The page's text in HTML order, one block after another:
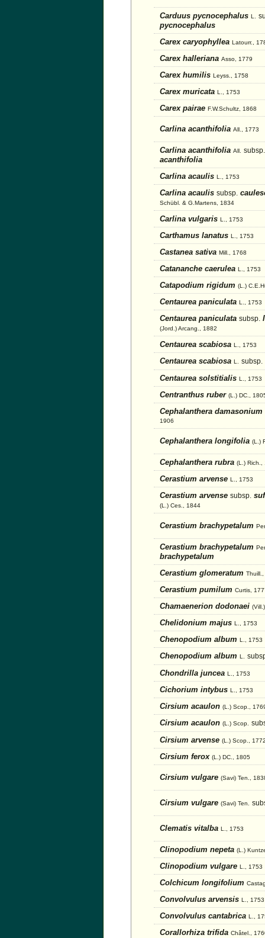
Carduus pycnocephalus L.
pycnocephalus
Carex caryophyllea Latourr.,
Carex halleriana Asso, 1779
Carex humilis Leyss., 1758
Carex muricata L., 1753
Carex pairae F.W.Schultz, 1868
Carlina acanthifolia All., 1773
Carlina acanthifolia All. subsp.
acanthifolia
Carlina acaulis L., 1753
Carlina acaulis subsp.
Schübl. & G.Martens, 1834
Carlina vulgaris L., 1753
Carthamus lanatus L., 1753
Castanea sativa Mill., 1768
Catananche caerulea L., 1753
Catapodium rigidum (L.)
Centaurea paniculata L., 1753
Centaurea paniculata subsp.
(Jord.) Arcang., 1882
Centaurea scabiosa L., 1753
Centaurea scabiosa L. subsp.
Centaurea solstitialis L., 1753
Centranthus ruber (L.) DC.,
Cephalanthera damasonium
1906
Cephalanthera longifolia (L.)
Cephalanthera rubra (L.) Rich.,
Cerastium arvense L., 1753
Cerastium arvense subsp.
(L.) Ces., 1844
Cerastium brachypetalum
Cerastium brachypetalum
brachypetalum
Cerastium glomeratum
Cerastium pumilum Curtis,
Chamaenerion dodonaei
Chelidonium majus L., 1753
Chenopodium album L., 1753
Chenopodium album L.
Chondrilla juncea L., 1753
Cichorium intybus L., 1753
Cirsium acaulon (L.) Scop.,
Cirsium acaulon (L.) Scop.
Cirsium arvense (L.) Scop.,
Cirsium ferox (L.) DC., 1805
Cirsium vulgare (Savi) Ten.,
Cirsium vulgare (Savi) Ten.
Clematis vitalba L., 1753
Clinopodium nepeta (L.)
Clinopodium vulgare L., 1753
Colchicum longifolium
Convolvulus arvensis L., 1753
Convolvulus cantabrica L.,
Corallorhiza trifida Châtel.,